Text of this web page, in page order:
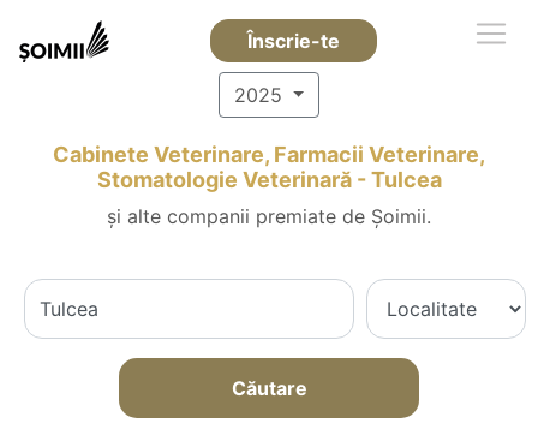
Înscrie-te
2025
Cabinete Veterinare, Farmacii Veterinare,
Stomatologie Veterinară - Tulcea
și alte companii premiate de Șoimii.
Căutare